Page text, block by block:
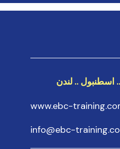
.. لندن
www.ebc-
info@ebc-